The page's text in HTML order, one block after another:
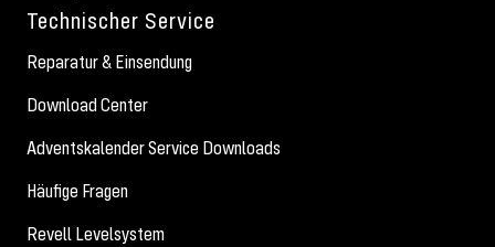
Technischer Service
Reparatur & Einsendung
Download Center
Adventskalender Service Downloads
Häufige Fragen
Revell Levelsystem